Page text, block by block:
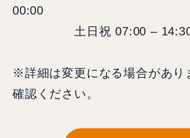
00:00
土日祝 07:00 – 14:30 /
※詳細は変更になる場合があり
確認ください。